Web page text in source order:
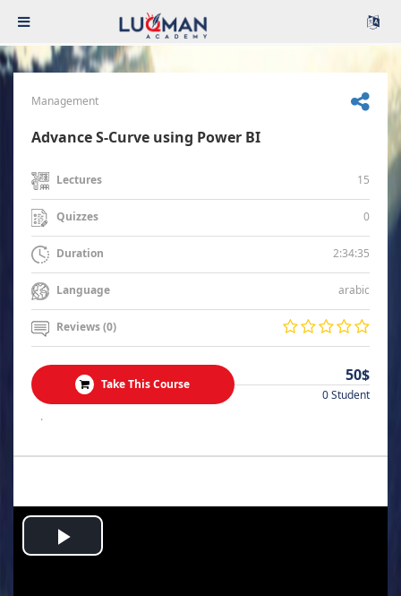
Management
Advance S-Curve using Power BI
Lectures 15
Quizzes 0
Duration 2:34:35
Language arabic
Reviews (0)
Take This Course 50$
0 Student
.
Play